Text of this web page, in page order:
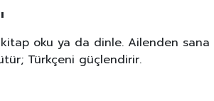
oku ya da dinle. Ailenden sana
Türkçeni güçlendirir.